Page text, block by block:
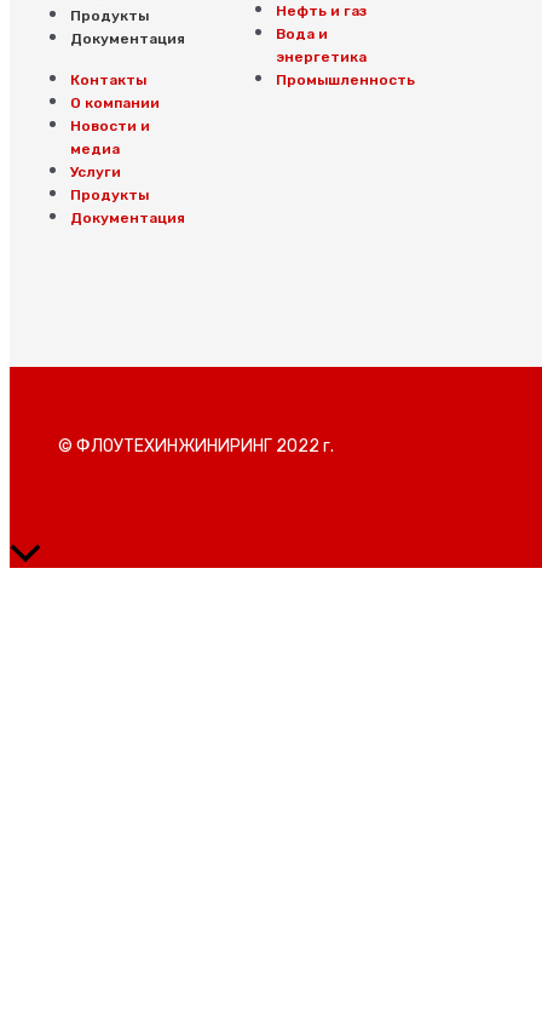
Продукты
Документация
Контакты
О компании
Новости и
медиа
Услуги
Продукты
Документация
Нефть и газ
Вода и
энергетика
Промышленность
© ФЛОУТЕХИНЖИНИРИНГ 2022 г.